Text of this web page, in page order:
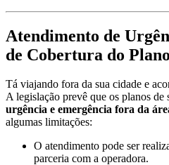
Atendimento de
de Cobertura do Plano
Tá viajando fora da sua cidade e
A legislação prevê que os planos de
urgência e emergência fora da
algumas limitações:
O atendimento pode ser
parceria com a operadora.